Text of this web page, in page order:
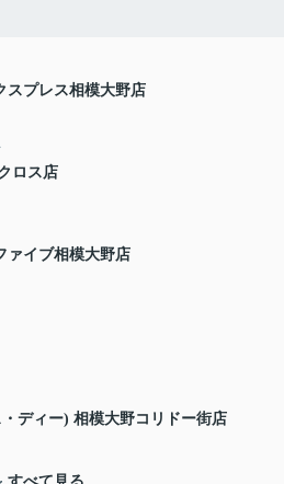
スプレス相模大野店
ロス店
ァイブ相模大野店
ディー) 相模大野コリドー街店